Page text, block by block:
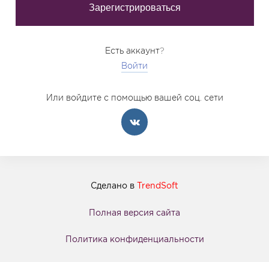
Есть аккаунт?
Войти
Или войдите с помощью вашей соц. сети
Сделано в TrendSoft
Полная версия сайта
Политика конфиденциальности